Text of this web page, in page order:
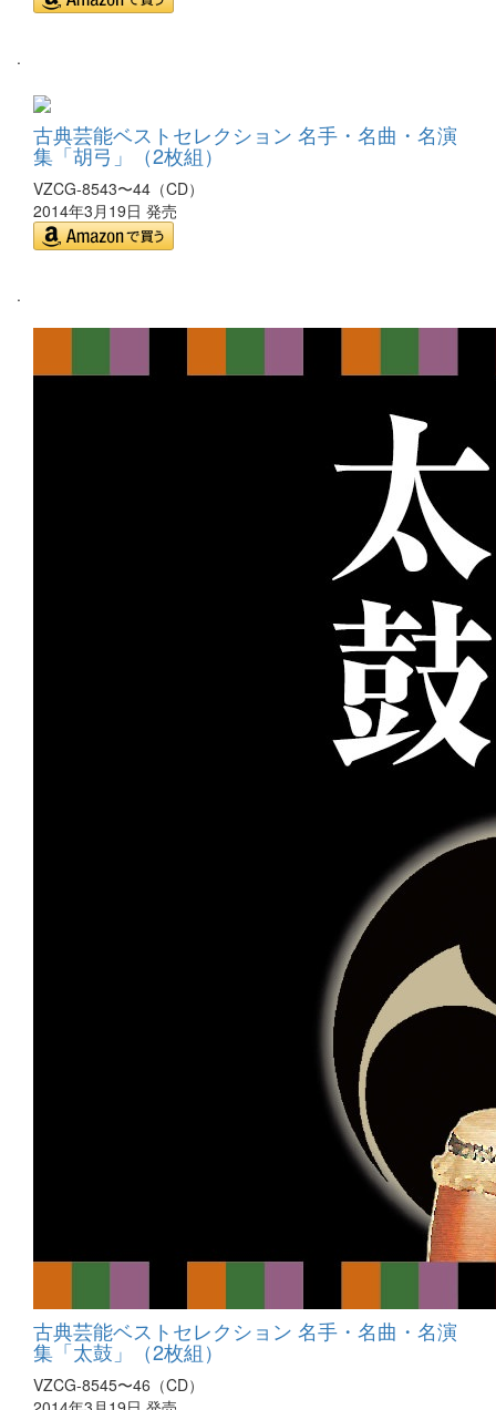
.
古典芸能ベストセレクション 名手・名曲・名演
集「胡弓」（2枚組）
VZCG-8543〜44（CD）
2014年3月19日 発売
.
古典芸能ベストセレクション 名手・名曲・名演
集「太鼓」（2枚組）
VZCG-8545〜46（CD）